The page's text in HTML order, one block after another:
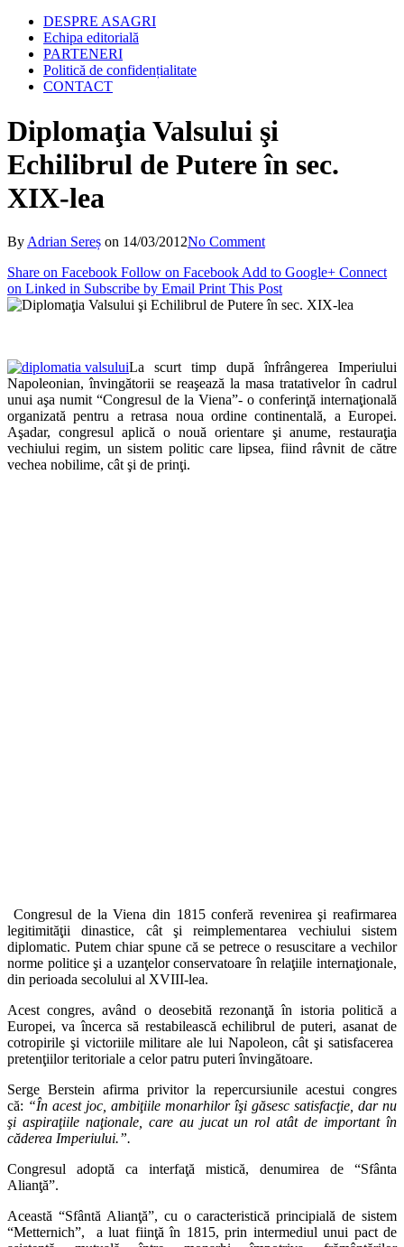
DESPRE ASAGRI
Echipa editorială
PARTENERI
Politică de confidențialitate
CONTACT
Diplomaţia Valsului şi
Echilibrul de Putere în sec.
XIX-lea
By Adrian Sereș on 14/03/2012No Comment
Share on Facebook Follow on Facebook Add to Google+ Connect
on Linked in Subscribe by Email Print This Post
La scurt timp după înfrângerea Imperiului
Napoleonian, învingătorii se reaşează la masa tratativelor în cadrul
unui aşa numit “Congresul de la Viena”- o conferinţă internaţională
organizată pentru a retrasa noua ordine continentală, a Europei.
Aşadar, congresul aplică o nouă orientare şi anume, restauraţia
vechiului regim, un sistem politic care lipsea, fiind râvnit de către
vechea nobilime, cât şi de prinţi.
Congresul de la Viena din 1815 conferă revenirea şi reafirmarea
legitimităţii dinastice, cât şi reimplementarea vechiului sistem
diplomatic. Putem chiar spune că se petrece o resuscitare a vechilor
norme politice şi a uzanţelor conservatoare în relaţiile internaţionale,
din perioada secolului al XVIII-lea.
Acest congres, având o deosebită rezonanţă în istoria politică a
Europei, va încerca să restabilească echilibrul de puteri, asanat de
cotropirile şi victoriile militare ale lui Napoleon, cât şi satisfacerea
pretenţiilor teritoriale a celor patru puteri învingătoare.
Serge Berstein afirma privitor la repercursiunile acestui congres
că: “În acest joc, ambiţiile monarhilor îşi găsesc satisfacţie, dar nu
şi aspiraţiile naţionale, care au jucat un rol atât de important în
căderea Imperiului.”.
Congresul adoptă ca interfaţă mistică, denumirea de “Sfânta
Alianţă”.
Această “Sfântă Alianţă”, cu o caracteristică principială de sistem
“Metternich”, a luat fiinţă în 1815, prin intermediul unui pact de